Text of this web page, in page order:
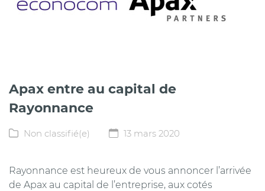
Apax entre au capital de
Rayonnance
Non classifié(e) 13 mars 2020
Rayonnance est heureux de vous annoncer l’arrivée
de Apax au capital de l’entreprise, aux cotés